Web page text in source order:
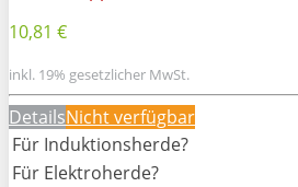
10,81 €
inkl. 19% gesetzlicher MwSt.
DetailsNicht verfügbar
Für Induktionsherde?
Für Elektroherde?